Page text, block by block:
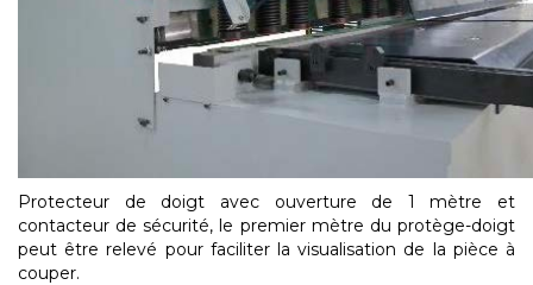
Protecteur de doigt avec ouverture de 1 mètre et
contacteur de sécurité, le premier mètre du protège-doigt
peut être relevé pour faciliter la visualisation de la pièce à
couper.